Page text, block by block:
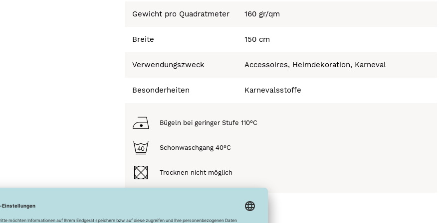
Gewicht pro Quadratmeter 160 gr/qm
Breite 150 cm
Verwendungszweck Accessoires, Heimdekoration, Karneval
Besonderheiten Karnevalsstoffe
Bügeln bei geringer Stufe 110°C
Schonwaschgang 40°C
Trocknen nicht möglich